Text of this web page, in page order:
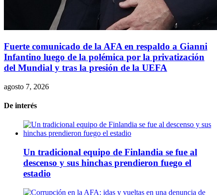
Fuerte comunicado de la AFA en respaldo a Gianni
Infantino luego de la polémica por la privatización
del Mundial y tras la presión de la UEFA
agosto 7, 2026
De interés
Un tradicional equipo de Finlandia se fue al
descenso y sus hinchas prendieron fuego el
estadio